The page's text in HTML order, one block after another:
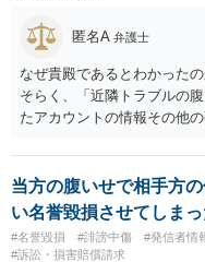
匿名A 弁護士
なぜ貴殿であるとわかった
そらく、「近隣トラブルの
たアカウントの情報その他
貴殿が投稿した事実を認め
しまったのではないでしょ
第ですので何とも言えませ
く、ここで詳細を明らかに
で、弁護士へ直接相談した
当方の腹いせで相手方
い名誉毀損させてしま
#名誉毀損 #誹謗中傷 #発信者情
#訴訟・損害賠償請求